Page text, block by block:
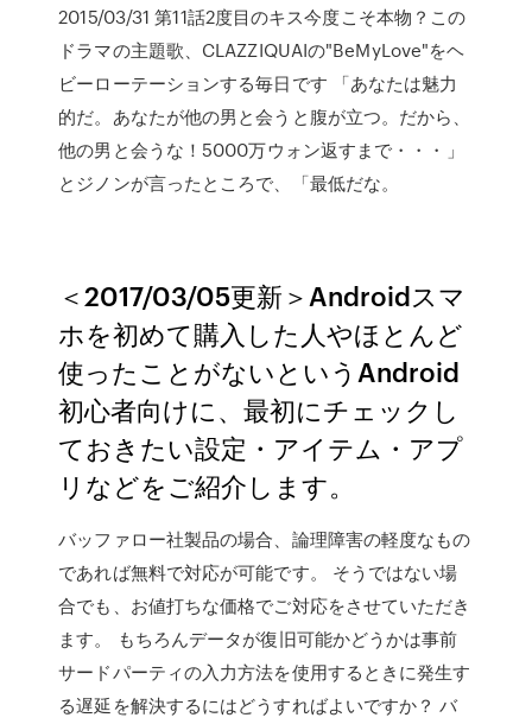
2015/03/31 第11話2度目のキス今度こそ本物？この
ドラマの主題歌、CLAZZIQUAIの"BeMyLove"をヘ
ビーローテーションする毎日です 「あなたは魅力
的だ。あなたが他の男と会うと腹が立つ。だから、
他の男と会うな！5000万ウォン返すまで・・・」
とジノンが言ったところで、「最低だな。
＜2017/03/05更新＞Androidスマ
ホを初めて購入した人やほとんど
使ったことがないというAndroid
初心者向けに、最初にチェックし
ておきたい設定・アイテム・アプ
リなどをご紹介します。
バッファロー社製品の場合、論理障害の軽度なもの
であれば無料で対応が可能です。 そうではない場
合でも、お値打ちな価格でご対応をさせていただき
ます。 もちろんデータが復旧可能かどうかは事前
サードパーティの入力方法を使用するときに発生す
る遅延を解決するにはどうすればよいですか？ バ